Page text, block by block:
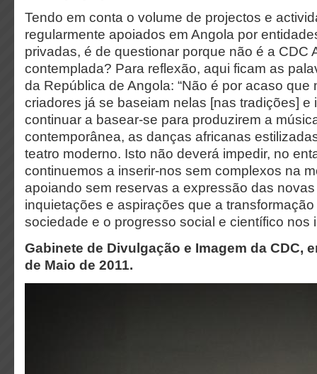
Tendo em conta o volume de projectos e
regularmente apoiados em Angola por
privadas, é de questionar porque não é a CDC
contemplada? Para reflexão, aqui ficam as
da República de Angola: “Não é por acaso que
criadores já se baseiam nelas [nas tradições] e
continuar a basear-se para produzirem a
contemporânea, as danças africanas
teatro moderno. Isto não deverá impedir, no
continuemos a inserir-nos sem complexos na
apoiando sem reservas a expressão das
inquietações e aspirações que a
sociedade e o progresso social e científico nos
Gabinete de Divulgação e Imagem da CDC,
de Maio de 2011.